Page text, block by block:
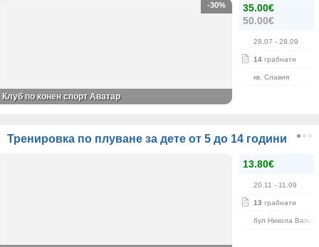
35.00€
50.00€
28.07 - 28.09
14 грабнати
кв. Славия
-30%
Клуб по конен спорт Аватар
Тренировка по плуване за дете от 5 до 14 години
13.80€
20.11 - 11.09
13 грабнати
бул Никола